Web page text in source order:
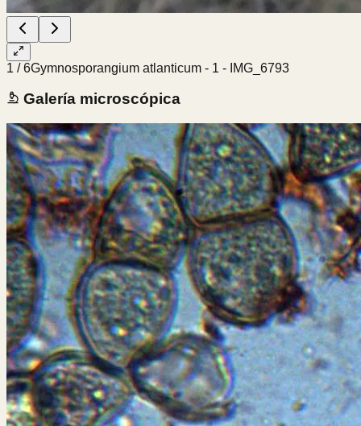
1 /6Gymnosporangium atlanticum - 1 - IMG_6793
Galería microscópica